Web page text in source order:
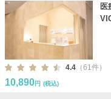
医
4.4 （61件）
10,890円 (税込)